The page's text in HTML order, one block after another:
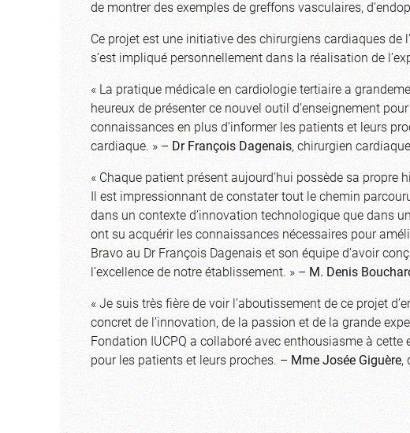
de montrer des exemples de greffons vasculaires,
Ce projet est une initiative des chirurgiens cardiaques
s’est impliqué personnellement dans la réalisation de
« La pratique médicale en cardiologie tertiaire a
heureux de présenter ce nouvel outil d’enseignement
connaissances en plus d’informer les patients et leurs
cardiaque. » –Dr François Dagenais, chirurgien
« Chaque patient présent aujourd’hui possède sa
Il est impressionnant de constater tout le chemin
dans un contexte d’innovation technologique que dans
ont su acquérir les connaissances nécessaires pour
Bravo au Dr François Dagenais et son équipe d’avoir
l’excellence de notre établissement. » –M. Denis
« Je suis très fière de voir l’aboutissement de ce projet
concret de l’innovation, de la passion et de la grande
Fondation IUCPQ a collaboré avec enthousiasme à
pour les patients et leurs proches. –Mme Josée Giguère,